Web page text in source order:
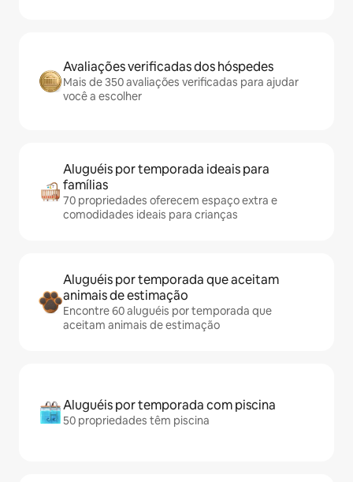
Avaliações verificadas dos hóspedes
Mais de 350 avaliações verificadas para ajudar
você a escolher
Aluguéis por temporada ideais para
famílias
70 propriedades oferecem espaço extra e
comodidades ideais para crianças
Aluguéis por temporada que aceitam
animais de estimação
Encontre 60 aluguéis por temporada que
aceitam animais de estimação
Aluguéis por temporada com piscina
50 propriedades têm piscina